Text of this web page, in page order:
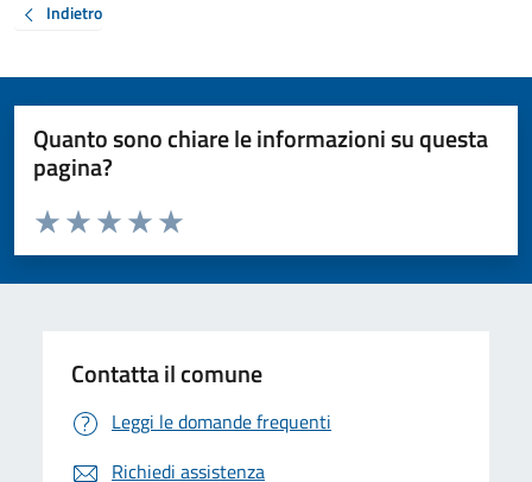
Indietro
Quanto sono chiare le informazioni su questa
pagina?
Valuta da 1 a 5 stelle la pagina
Valuta 5 stelle su 5
Valuta 4 stelle su 5
Valuta 3 stelle su 5
Valuta 2 stelle su 5
Valuta 1 stelle su 5
Contatta il comune
Leggi le domande frequenti
Richiedi assistenza